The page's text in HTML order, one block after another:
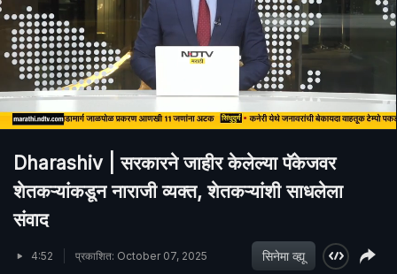
Dharashiv | सरकारने जाहीर केलेल्या पॅकेजवर
शेतकऱ्यांकडून नाराजी व्यक्त, शेतकऱ्यांशी साधलेला
संवाद
4:52 प्रकाशित: October 07, 2025 सिनेमा व्ह्यू